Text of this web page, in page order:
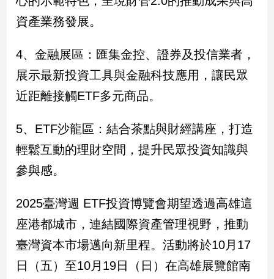
薦
科
遊
戲
運
動
物
Pet
音
區
合
資產業務發展。
4、金融展區：匯集金控、證券及投信業者，
展示最新投資工具與金融科技應用，讓民眾
近距離接觸ETF多元商品。
5、ETF沙龍區：結合茶點與財經講座，打造
輕鬆互動的理財空間，提升民眾投資知識與
參與感。
2025臺灣週 ETF投資博覽會期望透過高雄這
座港都城市，連結國際資產管理視野，推動
臺灣資本市場邁向新里程。活動將於10月17
日（五）至10月19日（日）在高雄展覽館南